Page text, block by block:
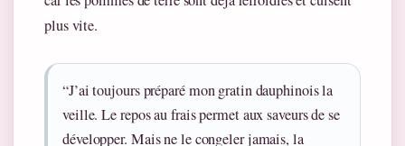
plus vite.
“J’ai toujours préparé mon gratin dauphinois la
veille. Le repos au frais permet aux saveurs de se
développer. Mais ne le congeler jamais, la